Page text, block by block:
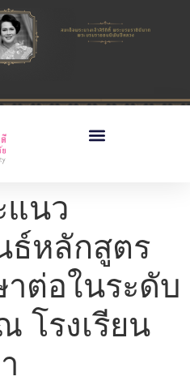
แนว
ธ์หลักสูตร
ต่อในระดับ
โรงเรียน